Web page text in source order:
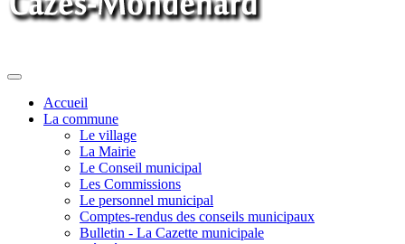
Toggle
navigationAccueil
La commune
Le village
La Mairie
Le Conseil municipal
Les Commissions
Le personnel municipal
Comptes-rendus des conseils municipaux
Bulletin - La Cazette municipale